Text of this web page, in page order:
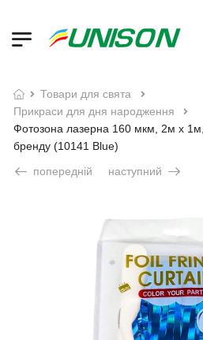
товари для свята
прикраси для дня народження
Фотозона лазерна 160 мкм, 2м х
бренду (10141 Blue)
попередній
наступний